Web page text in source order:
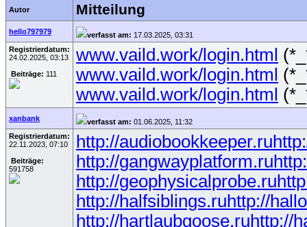
Autor Mitteilung
hello797979 verfasst am: 17.03.2025, 03:31
Registrierdatum:
24.02.2025, 03:13
Beiträge: 111
www.vaild.work/login.html
www.vaild.work/login.html
www.vaild.work/login.html
xanbank verfasst am: 01.06.2025, 11:32
Registrierdatum:
22.11.2023, 07:10
Beiträge:
591758
http://audiobookkeeper.ru
http://gangwayplatform.ru
http://geophysicalprobe.ru
http://halfsiblings.ruhttp://
http://hartlaubgoose.ruhttp://